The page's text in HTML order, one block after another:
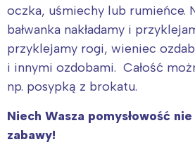
oczka, uśmiechy lub rumieńce.
bałwanka nakładamy i
przyklejamy rogi, wieniec
i innymi ozdobami. Całość
np. posypką z brokatu.
Niech Wasza pomysłowość
zabawy!